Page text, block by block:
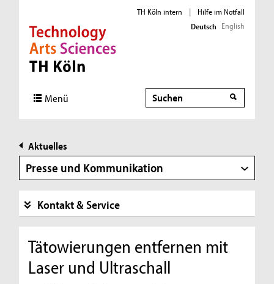
Direkt zur Hauptnavigation
Direkt zur Subnavigation
Direkt zum Inhalt
Direkt zum Fußbereich
TH Köln intern |
Hilfe im Notfall
Deutsch English
Menü Suche
Aktuelles
Presse und Kommunikation
Kontakt & Service
Tätowierungen entfernen mit
Laser und Ultraschall